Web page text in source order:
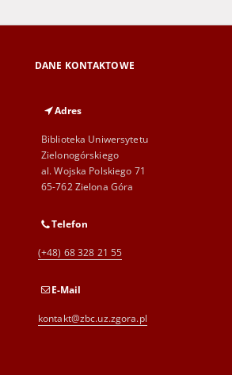
DANE KONTAKTOWE
Adres
Biblioteka Uniwersytetu
Zielonogórskiego
al. Wojska Polskiego 71
65-762 Zielona Góra
Telefon
(+48) 68 328 21 55
E-Mail
kontakt@zbc.uz.zgora.pl